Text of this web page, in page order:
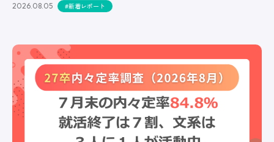
2026.08.05 #新着レポート